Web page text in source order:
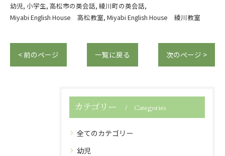
幼児 小学生 高松市の英会話 綾川町の英会話
Miyabi English House 高松教室 Miyabi English House 綾川教室
< 前のページ 一覧に戻る 次のページ >
カテゴリー Categories
全てのカテゴリー
幼児